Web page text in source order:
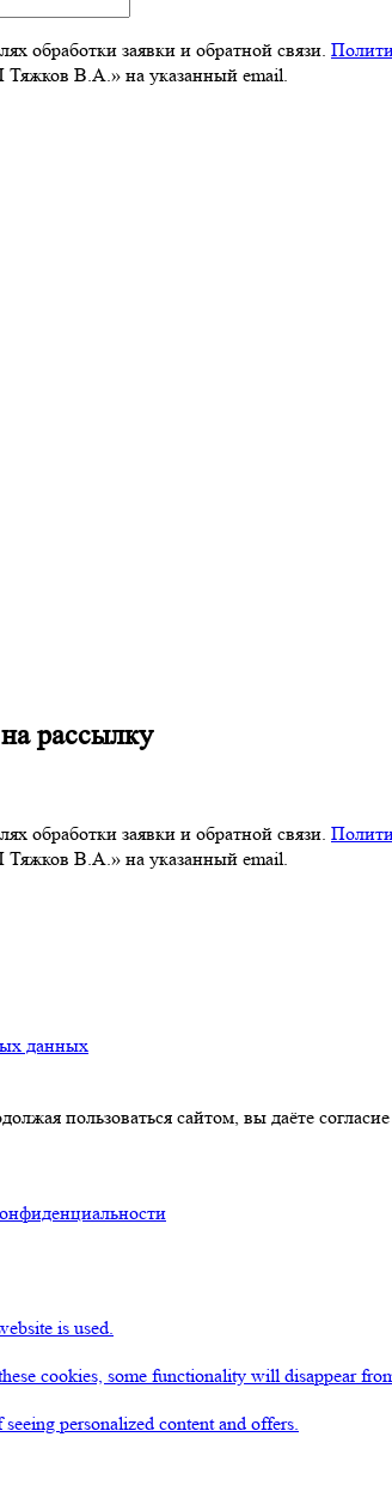
обработки заявки и обратной связи.
В.А.» на указанный email.
рассылку
обработки заявки и обратной связи.
В.А.» на указанный email.
данных
пользоваться сайтом, вы даёте согласие
is used.
cookies, some functionality will disappear
personalized content and offers.